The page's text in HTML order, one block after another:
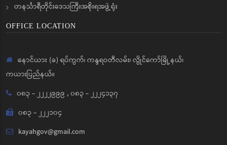
တနင်္သာရီတိုင်းဒေသကြီးအစိုးရအဖွဲ့ရုံး
OFFICE LOCATION
နောင်ယား (ခ) ရပ်ကွက်၊ ကန္ဒရဝတီလမ်း၊ လွိုင်ကော်မြို့နယ်၊
ကယားပြည်နယ်။
၀၈၃ - ၂၂၂၂၉၉၉ ,၀၈၃ - ၂၂၂၄၁၃၇
၀၈၃ - ၂၂၂၁၀၄
kayahgov@gmail.com